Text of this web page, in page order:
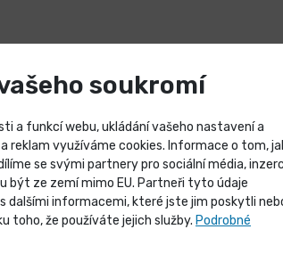
soukromí
a funkcí webu, ukládání vašeho nastavení a
reklam využíváme cookies. Informace o tom,
se svými partnery pro sociální média,
být ze zemí mimo EU. Partneři tyto údaje
dalšími informacemi, které jste jim poskytli
toho, že používáte jejich služby. Podrobné
skladových